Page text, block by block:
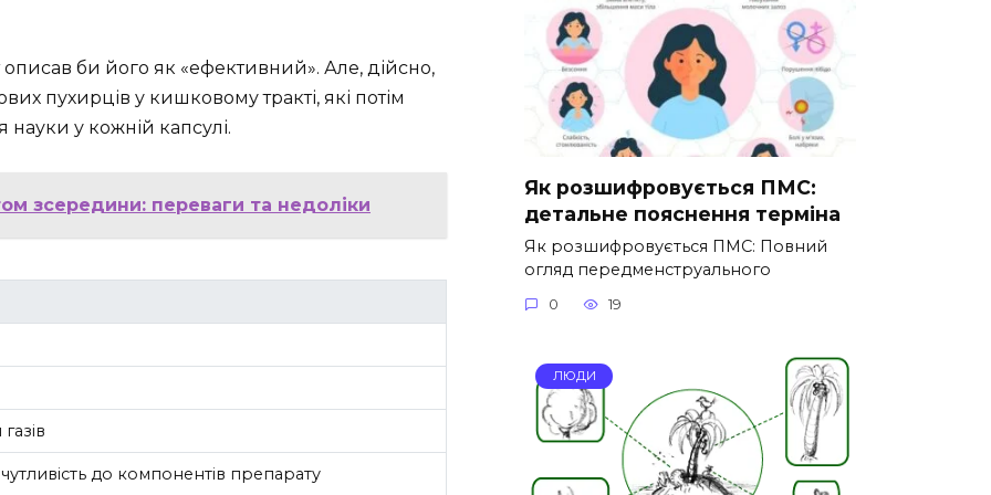
би його як «ефективний». Але, дійсно,
пухирців у кишковому тракті, які потім
у кожній капсулі.
зсередини: переваги та недоліки
до компонентів препарату
Як розшифровується ПМС:
детальне пояснення терміна
Як розшифровується ПМС: Повний
огляд передменструального
0 19
ЛЮДИ